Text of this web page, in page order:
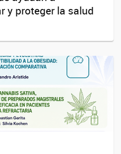
y proteger la salud